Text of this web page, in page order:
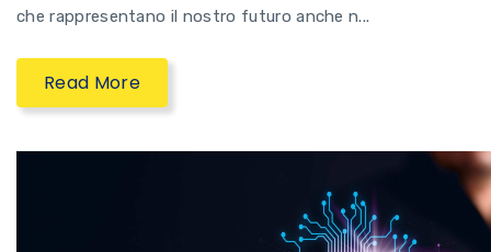
che rappresentano il nostro futuro anche n...
Read More